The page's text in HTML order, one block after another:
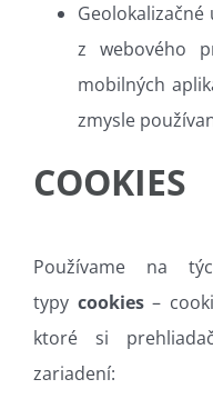
z webového
mobilných
zmysle
COOKIES
Používame na
typy cookies–
ktoré si
zariadení: